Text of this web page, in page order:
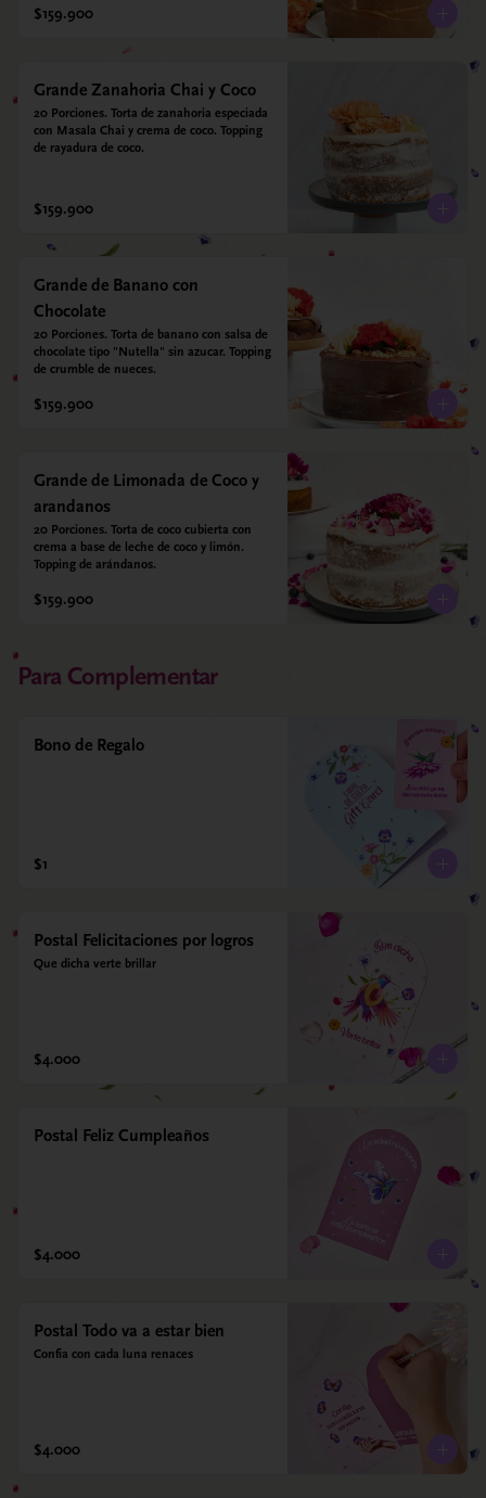
$159.900
Grande Zanahoria Chai y Coco
20 Porciones. Torta de zanahoria especiada
con Masala Chai y crema de coco. Topping
de rayadura de coco.
$159.900
Grande de Banano con
Chocolate
20 Porciones. Torta de banano con salsa de
chocolate tipo "Nutella" sin azucar. Topping
de crumble de nueces.
$159.900
Grande de Limonada de Coco y
arandanos
20 Porciones. Torta de coco cubierta con
crema a base de leche de coco y limón.
Topping de arándanos.
$159.900
Para Complementar
Bono de Regalo
$1
Postal Felicitaciones por logros
Que dicha verte brillar
$4.000
Postal Feliz Cumpleaños
$4.000
Postal Todo va a estar bien
Confia con cada luna renaces
$4.000